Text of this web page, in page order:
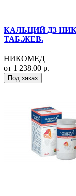
КАЛЬЦИЙ Д3
ТАБ.ЖЕВ.
НИКОМЕД
от 1 238.00 р.
Под заказ